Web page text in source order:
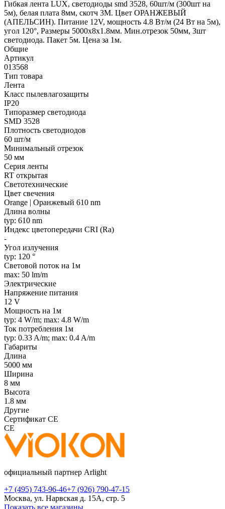
Гибкая лента LUX, светодиоды smd 3528, 60шт/м (300шт на
5м), белая плата 8мм, скотч 3М. Цвет ОРАНЖЕВЫЙ
(АПЕЛЬСИН). Питание 12V, мощность 4.8 Вт/м (24 Вт на 5м),
угол 120°, Размеры 5000х8x1.8мм. Мин.отрезок 50мм, 3шт
светодиода. Пакет 5м. Цена за 1м.
Общие
Артикул
013568
Тип товара
Лента
Класс пылевлагозащиты
IP20
Типоразмер светодиода
SMD 3528
Плотность светодиодов
60 шт/м
Минимальный отрезок
50 мм
Серия ленты
RT открытая
Светотехнические
Цвет свечения
Orange | Оранжевый 610 nm
Длина волны
typ: 610 nm
Индекс цветопередачи CRI (Ra)
-
Угол излучения
typ: 120 °
Световой поток на 1м
max: 50 lm/m
Электрические
Напряжение питания
12 V
Мощность на 1м
typ: 4 W/m; max: 4.8 W/m
Ток потребления 1м
typ: 0.33 A/m; max: 0.4 A/m
Габариты
Длина
5000 мм
Ширина
8 мм
Высота
1.8 мм
Другие
Сертификат CE
CE
официальный партнер Arlight
+7 (495) 743-96-46+7 (926) 790-47-15
Москва, ул. Нарвская д. 15А, стр. 5